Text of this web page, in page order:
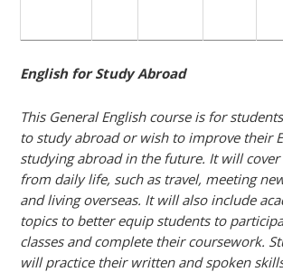
English for Study Abroad
This General English course is for
to study abroad or wish to improve their
studying abroad in the future. It will
from daily life, such as travel, meeting
and living overseas. It will also include
topics to better equip students to
classes and complete their coursework.
will practice their written and spoken